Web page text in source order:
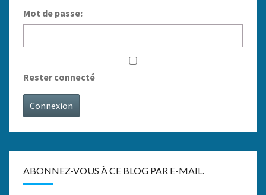
Mot de passe:
Rester connecté
Connexion
ABONNEZ-VOUS À CE BLOG PAR E-MAIL.